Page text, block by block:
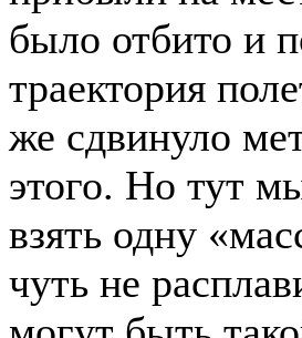
было отбито и
траектория
же сдвинуло
этого. Но тут
взять одну
чуть не